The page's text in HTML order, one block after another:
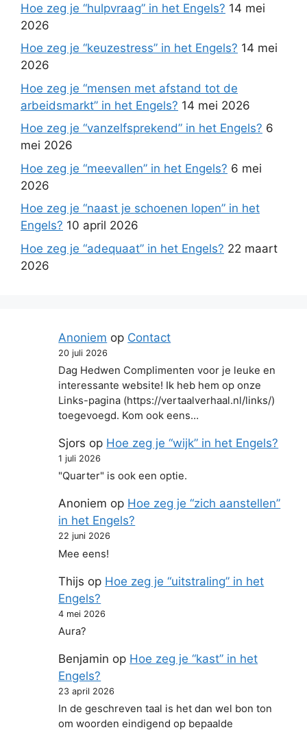
Hoe zeg je “hulpvraag” in het Engels? 14 mei
2026
Hoe zeg je “keuzestress” in het Engels? 14 mei
2026
Hoe zeg je “mensen met afstand tot de
arbeidsmarkt” in het Engels? 14 mei 2026
Hoe zeg je “vanzelfsprekend” in het Engels? 6
mei 2026
Hoe zeg je “meevallen” in het Engels? 6 mei
2026
Hoe zeg je “naast je schoenen lopen” in het
Engels? 10 april 2026
Hoe zeg je “adequaat” in het Engels? 22 maart
2026
Anoniem op Contact
20 juli 2026
Dag Hedwen Complimenten voor je leuke en
interessante website! Ik heb hem op onze
Links-pagina (https://vertaalverhaal.nl/links/)
toegevoegd. Kom ook eens…
Sjors op Hoe zeg je “wijk” in het Engels?
1 juli 2026
"Quarter" is ook een optie.
Anoniem op Hoe zeg je “zich aanstellen”
in het Engels?
22 juni 2026
Mee eens!
Thijs op Hoe zeg je “uitstraling” in het
Engels?
4 mei 2026
Aura?
Benjamin op Hoe zeg je “kast” in het
Engels?
23 april 2026
In de geschreven taal is het dan wel bon ton
om woorden eindigend op bepaalde